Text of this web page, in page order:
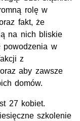
rolę w
fakt, że
na nich bliskie
powodzenia w
z
aby zawsze
domów.
27 kobiet.
szkolenie